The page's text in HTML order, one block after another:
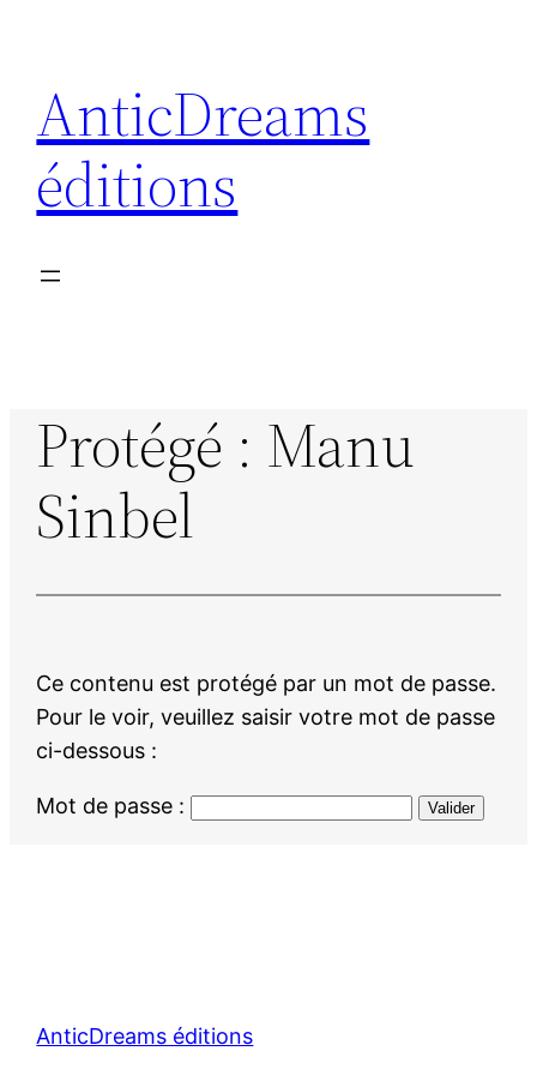
contenu
AnticDreams
éditions
Protégé : Manu
Sinbel
Ce contenu est protégé par un mot de passe.
Pour le voir, veuillez saisir votre mot de passe
ci-dessous :
Mot de passe :
AnticDreams éditions